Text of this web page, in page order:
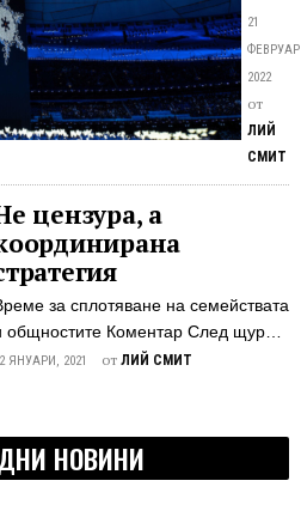
ниския
на
Игрите
в
малък
21
2022
от
ЛИЙ
СМИТ
цензура, а
за сплотяване на семействата
общностите Коментар След щурма
Капитолия на 6 януари,
използваха възможността да
платформите си от
ЯНУАРИ, 2021 от ЛИЙ СМИТ
НОВИНИ